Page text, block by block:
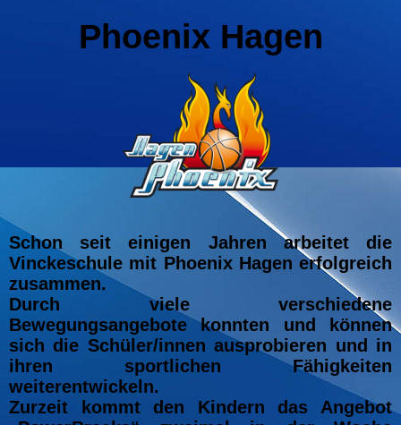
Phoenix Hagen
Schon seit einigen Jahren arbeitet die
Vinckeschule mit Phoenix Hagen erfolgreich
zusammen.
Durch viele verschiedene
Bewegungsangebote konnten und können
sich die Schüler/innen ausprobieren und in
ihren sportlichen Fähigkeiten
weiterentwickeln.
Zurzeit kommt den Kindern das Angebot